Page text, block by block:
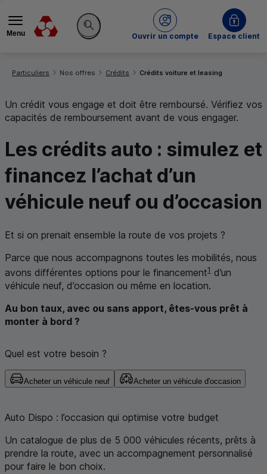
Menu
Rechercher sur le site
Ouvrir un compte
du Crédit MutuelEspace client
Particuliers Nos offres Crédits Crédits voiture et leasing
Un crédit vous engage et doit être remboursé. Vérifiez vos
capacités de remboursement avant de vous engager.
Les crédits auto : simulez et
financez l’achat d’un
véhicule neuf ou d’occasion
Et si on prenait ensemble la route de vos projets ?
Parce que nous accompagnons toutes les mobilités, nous
avons différentes options pour le financement1 d’un
véhicule neuf, d’occasion ou même en location.
Au bon taux, avec ou sans apport, êtes-vous prêt à
monter à bord ?
Quel est votre besoin ?
Acheter un véhicule neuf Acheter un véhicule d'occasion
Electrique / hydrogène Essence / hybride Diesel
Electrique / hydrogène Essence Hybride Diesel
Avant 2011 Depuis 2011
Auto Dispo : l’occasion qui optimise votre budget
Un catalogue de plus de 5 000 véhicules récents, prêts à
prendre la route, avec un accompagnement personnalisé
pour faire le bon choix.